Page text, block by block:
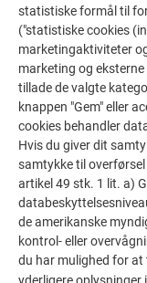
LAD DIG
FLERE
De PREFA
aluminium kan
indrukwekkende
gevel.
SE FLERE
statistiske formål til
("statistiske cookies
marketingaktiviteter
marketing og
tillade de valgte
knappen "Gem" eller
cookies behandler
Hvis du giver dit
samtykke til
artikel 49 stk. 1 lit. a)
de amerikanske
kontrol- eller
du har mulighed for at
yderligere oplysninger